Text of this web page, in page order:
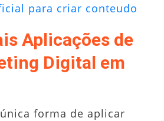
para criar conteudo
Aplicações de
Digital em
forma de aplicar